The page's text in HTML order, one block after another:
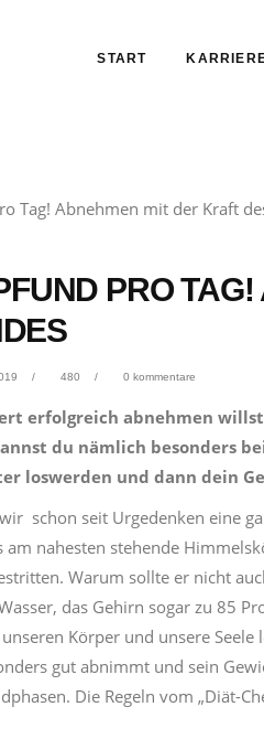
START
PRO
480 0 kommentare
erfolgreich abnehmen
du nämlich besonders
loswerden und dann dein
schon seit Urgedenken eine
am nahesten stehende
Warum sollte er nicht
das Gehirn sogar zu 85
unseren Körper und unsere
gut abnimmt und sein
Die Regeln vom „Diät-